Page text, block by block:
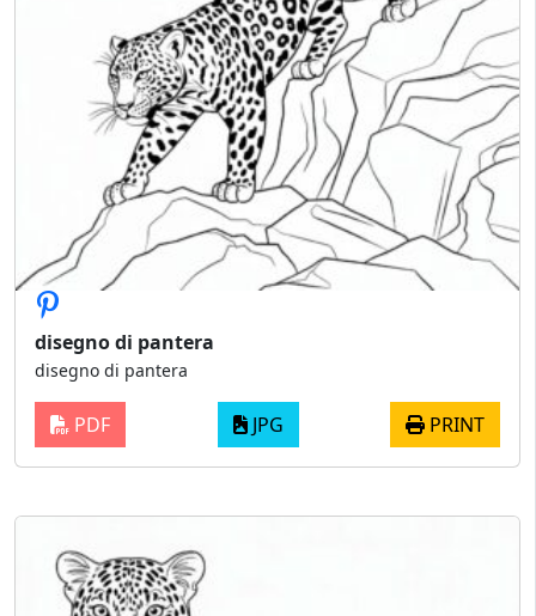
disegno di pantera
disegno di pantera
PDF JPG PRINT